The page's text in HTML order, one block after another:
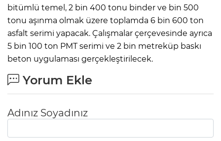
bitümlü temel, 2 bin 400 tonu binder ve bin 500
tonu aşınma olmak üzere toplamda 6 bin 600 ton
asfalt serimi yapacak. Çalışmalar çerçevesinde ayrıca
5 bin 100 ton PMT serimi ve 2 bin metreküp baskı
beton uygulaması gerçekleştirilecek.
Yorum Ekle
Adınız Soyadınız